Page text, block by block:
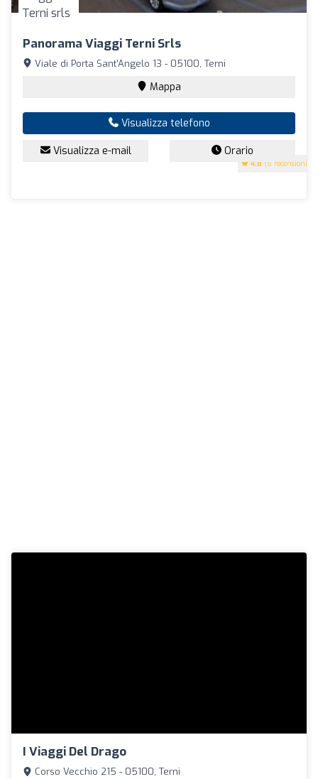
Panorama Viaggi Terni Srls
4.8 (6 recensioni)
Viale di Porta Sant'Angelo 13 - 05100, Terni
Mappa
Visualizza telefono
Visualizza e-mail Orario
I Viaggi Del Drago
Corso Vecchio 215 - 05100, Terni